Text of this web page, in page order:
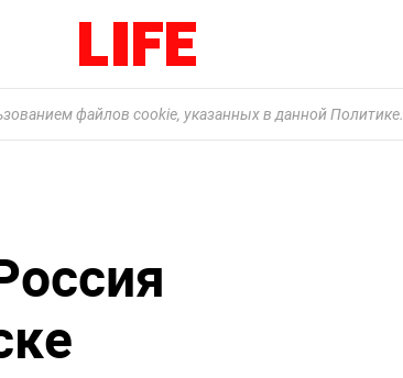
файлов cookie, указанных в данной Политике.